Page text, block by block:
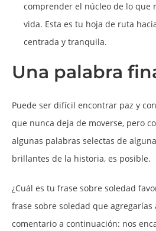
comprender el núcleo de lo que
vida. Esta es tu hoja de ruta
centrada y tranquila.
Una palabra
Puede ser difícil encontrar paz y
que nunca deja de moverse, pero
algunas palabras selectas de
brillantes de la historia, es posible.
¿Cuál es tu frase sobre soledad
frase sobre soledad que agregarías
comentario a continuación: nos